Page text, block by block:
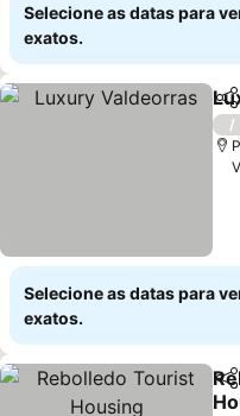
Selecione as datas para
exatos.
/
Selecione as datas para
exatos.